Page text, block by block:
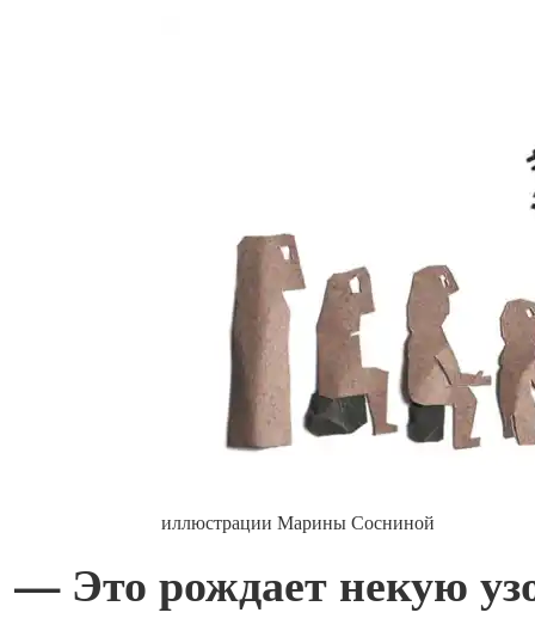
иллюстрации Марины Сосниной
— Это рождает некую